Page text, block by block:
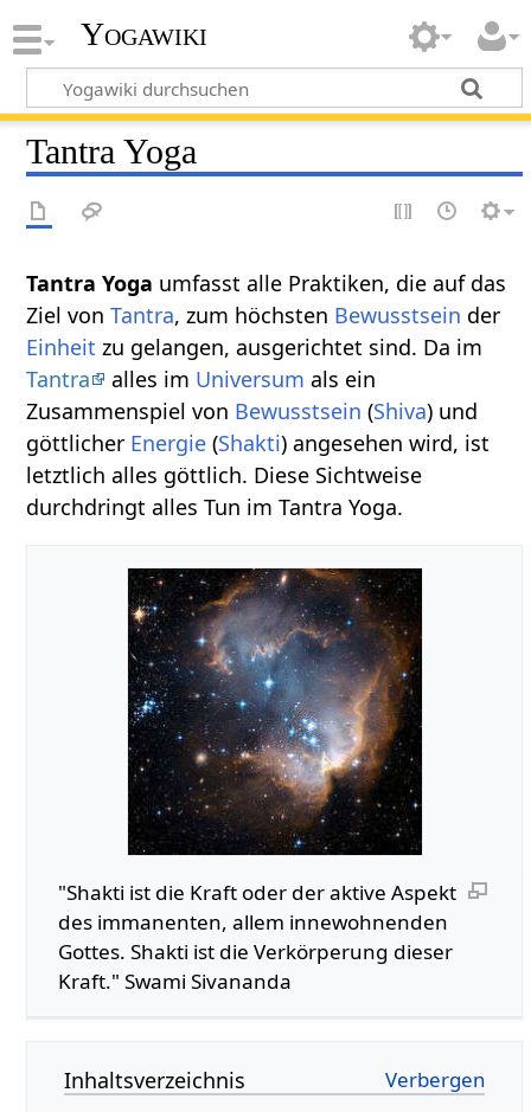
Yogawiki
Tantra Yoga
Tantra Yoga umfasst alle Praktiken, die auf das
Ziel vonTantra, zum höchsten Bewusstsein der
Einheit zu gelangen, ausgerichtet sind. Da im
Tantra
alles im Universum als ein
Zusammenspiel von Bewusstsein (Shiva) und
göttlicher Energie (Shakti) angesehen wird, ist
letztlich alles göttlich. Diese Sichtweise
durchdringt alles Tun im Tantra Yoga.
"Shakti ist die Kraft oder der aktive Aspekt
des immanenten, allem innewohnenden
Gottes. Shakti ist die Verkörperung dieser
Kraft." Swami Sivananda
Inhaltsverzeichnis